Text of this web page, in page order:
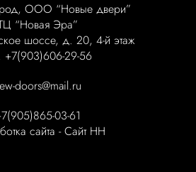
ООО “Новые двери”
“Новая Эра”
шоссе, д. 20, 4-й этаж
+7(903)606-29-56
doors@mail.ru
03-61
сайта -Сайт НН